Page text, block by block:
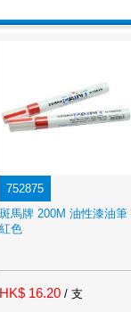
752875
斑馬牌 200M 油性漆油筆
紅色
HK$ 16.20 / 支